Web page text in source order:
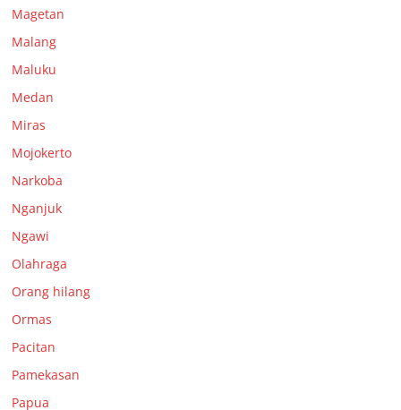
Magetan
Malang
Maluku
Medan
Miras
Mojokerto
Narkoba
Nganjuk
Ngawi
Olahraga
Orang hilang
Ormas
Pacitan
Pamekasan
Papua